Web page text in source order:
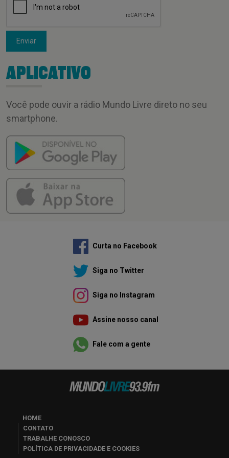
Enviar
APLICATIVO
Você pode ouvir a rádio Mundo Livre direto no seu
smartphone.
Curta no Facebook
Siga no Twitter
Siga no Instagram
Assine nosso canal
Fale com a gente
HOME
CONTATO
TRABALHE CONOSCO
POLÍTICA DE PRIVACIDADE E COOKIES